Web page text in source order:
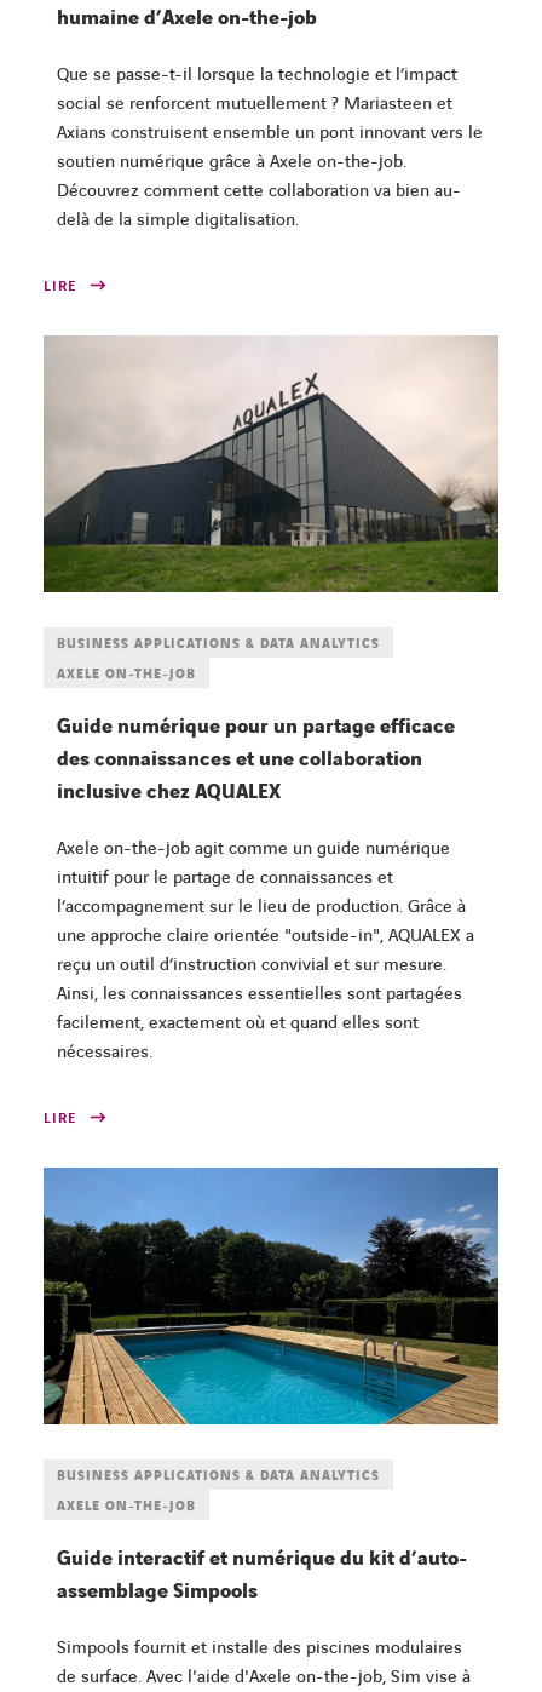
humaine d’Axele on-the-job
Que se passe-t-il lorsque la technologie et l’impact
social se renforcent mutuellement ? Mariasteen et
Axians construisent ensemble un pont innovant vers le
soutien numérique grâce à Axele on-the-job.
Découvrez comment cette collaboration va bien au-
delà de la simple digitalisation.
LIRE
BUSINESS APPLICATIONS & DATA ANALYTICS
AXELE ON-THE-JOB
Guide numérique pour un partage efficace
des connaissances et une collaboration
inclusive chez AQUALEX
Axele on-the-job agit comme un guide numérique
intuitif pour le partage de connaissances et
l’accompagnement sur le lieu de production. Grâce à
une approche claire orientée "outside-in", AQUALEX a
reçu un outil d’instruction convivial et sur mesure.
Ainsi, les connaissances essentielles sont partagées
facilement, exactement où et quand elles sont
nécessaires.
LIRE
BUSINESS APPLICATIONS & DATA ANALYTICS
AXELE ON-THE-JOB
Guide interactif et numérique du kit d’auto-
assemblage Simpools
Simpools fournit et installe des piscines modulaires
de surface. Avec l'aide d'Axele on-the-job, Sim vise à